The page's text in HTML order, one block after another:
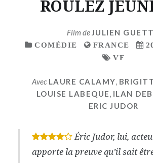
ROULEZ
Film deJULIEN
COMÉDIE FRANCE
VF
Avec LAURE CALAMY,
LOUISE LABEQUE, ILAN
ERIC JUDOR
* * * * Éric Judor, lui,
apporte la preuve qu’il sait